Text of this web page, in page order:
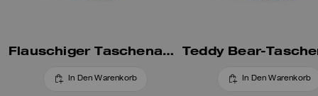
Flauschiger Taschenanhänger Aus Shearling
In Den Warenkorb In Den Warenkorb